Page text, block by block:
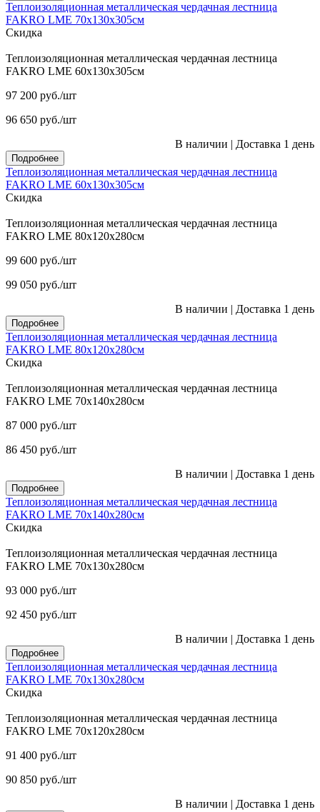
Теплоизоляционная металлическая чердачная лестница
FAKRO LME 70х130х305см
Скидка
Теплоизоляционная металлическая чердачная лестница
FAKRO LME 60х130х305см
97 200 руб./шт
96 650 руб./шт
В наличии
Доставка 1 день
Подробнее
Теплоизоляционная металлическая чердачная лестница
FAKRO LME 60х130х305см
Скидка
Теплоизоляционная металлическая чердачная лестница
FAKRO LME 80х120х280см
99 600 руб./шт
99 050 руб./шт
В наличии
Доставка 1 день
Подробнее
Теплоизоляционная металлическая чердачная лестница
FAKRO LME 80х120х280см
Скидка
Теплоизоляционная металлическая чердачная лестница
FAKRO LME 70х140х280см
87 000 руб./шт
86 450 руб./шт
В наличии
Доставка 1 день
Подробнее
Теплоизоляционная металлическая чердачная лестница
FAKRO LME 70х140х280см
Скидка
Теплоизоляционная металлическая чердачная лестница
FAKRO LME 70х130х280см
93 000 руб./шт
92 450 руб./шт
В наличии
Доставка 1 день
Подробнее
Теплоизоляционная металлическая чердачная лестница
FAKRO LME 70х130х280см
Скидка
Теплоизоляционная металлическая чердачная лестница
FAKRO LME 70х120х280см
91 400 руб./шт
90 850 руб./шт
В наличии
Доставка 1 день